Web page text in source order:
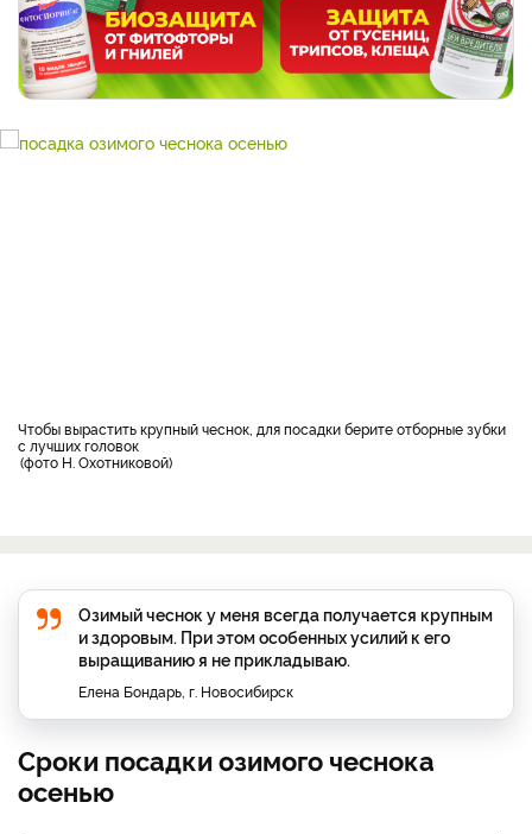
Чтобы вырастить крупный чеснок, для посадки берите отборные зубки
с лучших головок
фото Н. Охотниковой
Озимый чеснок у меня всегда получается крупным
и здоровым. При этом особенных усилий к его
выращиванию я не прикладываю.
Елена Бондарь, г. Новосибирск
Сроки посадки озимого чеснока
осенью